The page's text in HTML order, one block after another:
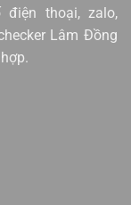
thoại, zalo,
Lâm Đồng